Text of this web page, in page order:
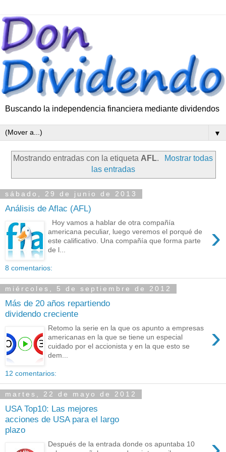
Buscando la independencia financiera mediante dividendos
▼
Mostrando entradas con la etiqueta AFL.
Mostrar todas
las entradas
sábado, 29 de junio de 2013
Análisis de Aflac (AFL)
›
Hoy vamos a hablar de otra compañía
americana peculiar, luego veremos el porqué de
este calificativo. Una compañía que forma parte
de l...
8 comentarios:
miércoles, 5 de septiembre de 2012
Más de 20 años repartiendo
dividendo creciente
›
Retomo la serie en la que os apunto a empresas
americanas en la que se tiene un especial
cuidado por el accionista y en la que esto se
dem...
12 comentarios:
martes, 22 de mayo de 2012
USA Top10: Las mejores
acciones de USA para el largo
plazo
Después de la entrada donde os apuntaba 10